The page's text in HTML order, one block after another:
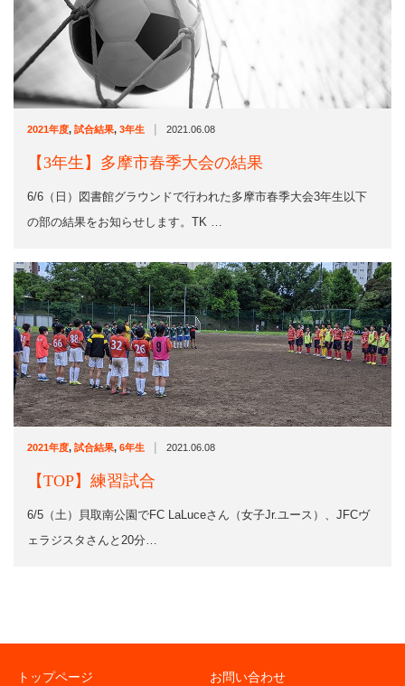
2021年度, 試合結果, 3年生 | 2021.06.08
【3年生】多摩市春季大会の結果
6/6（日）図書館グラウンドで行われた多摩市春季大会3年生以下
の部の結果をお知らせします。TK …
2021年度, 試合結果, 6年生 | 2021.06.08
【TOP】練習試合
6/5（土）貝取南公園でFC LaLuceさん（女子Jr.ユース）、JFCヴ
ェラジスタさんと20分…
トップページ お問い合わせ